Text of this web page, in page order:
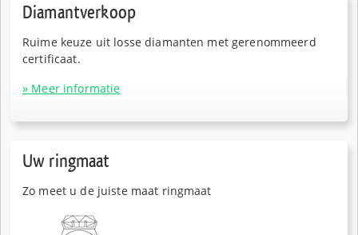
Diamantverkoop
Ruime keuze uit losse diamanten met gerenommeerd
certificaat.
» Meer informatie
Uw ringmaat
Zo meet u de juiste maat ringmaat